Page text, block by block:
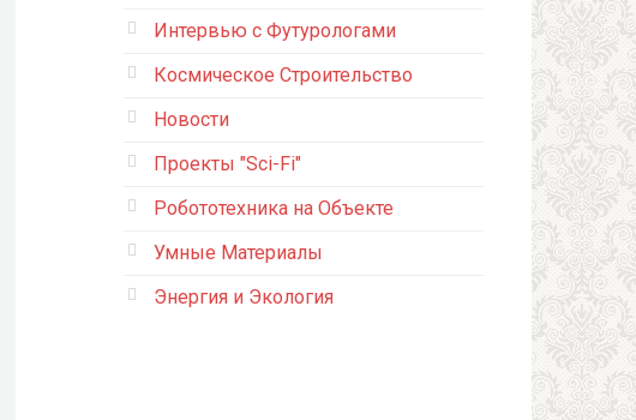
Интервью с Футурологами
Космическое Строительство
Новости
Проекты "Sci-Fi"
Робототехника на Объекте
Умные Материалы
Энергия и Экология